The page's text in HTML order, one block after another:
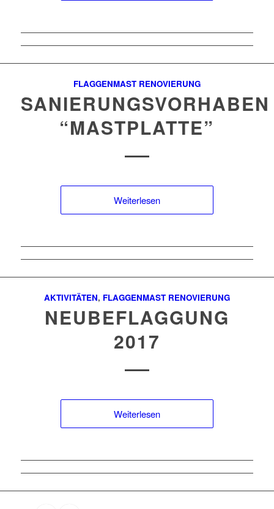
FLAGGENMAST RENOVIERUNG
SANIERUNGSVORHABEN
“MASTPLATTE”
Weiterlesen
AKTIVITÄTEN, FLAGGENMAST RENOVIERUNG
NEUBEFLAGGUNG
2017
Weiterlesen